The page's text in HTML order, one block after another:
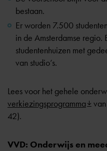
bestaan.
Er worden 7.500
in de Amsterdamse
studentenhuizen met
van studio’s.
Lees voor het gehele
verkiezingsprogramma
42).
VVD: Onderwijs en